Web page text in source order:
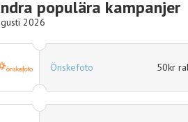
populära kampanjer
2026
50kr rabatt